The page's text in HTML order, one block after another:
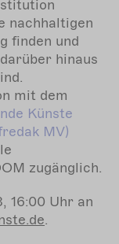
nachhaltigen
finden und
hinaus
.
mit dem
Künste
MV)
zugänglich.
16:00 Uhr an
.